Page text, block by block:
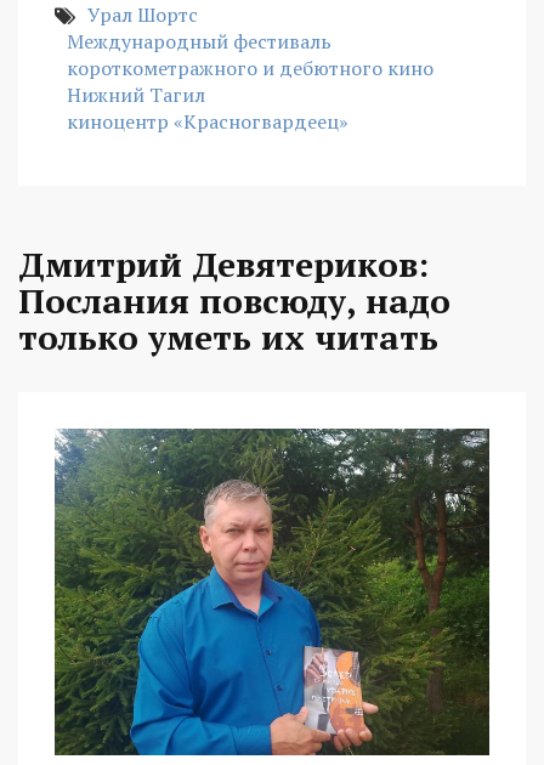
Урал Шортс
Международный фестиваль
короткометражного и дебютного кино
Нижний Тагил
киноцентр «Красногвардеец»
Дмитрий Девятериков:
Послания повсюду, надо
только уметь их читать